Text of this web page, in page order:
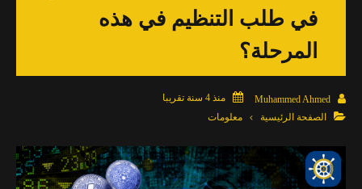
في طلب التنظيم في هذه
المرحلة؟

Muhammed Ahmed

منذ 4 سنة تقريبا

الصفحة الرئيسية معلومات